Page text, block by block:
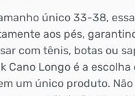
para sua região
BUSCAR
único 33-38,
aos pés,
com tênis, botas ou
Cano Longo é a
um único produto.